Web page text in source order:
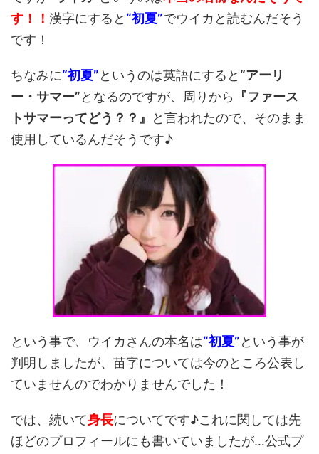
す！！ 漢字にすると “初夏”でウイカと読むんだそう
です！
ちなみに“初夏”というのは英語にすると “アーリ
ー・サマー”となるのですが、周りから
『ファース
トサマーってどう？？』
と言われたので、そのまま
使用しているんだそうです♪
という事で、ウイカさんの本名は“初夏”という事が
判明しましたが、苗字については今のところ公表し
ていませんのでわかりませんでした！
では、続いて身長についてです♪これに関しては先
ほどのプロフィールにも書いていましたが…公式プ